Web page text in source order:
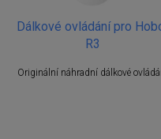
Dálkové ovládání pro
R3
Originální náhradní dálkové